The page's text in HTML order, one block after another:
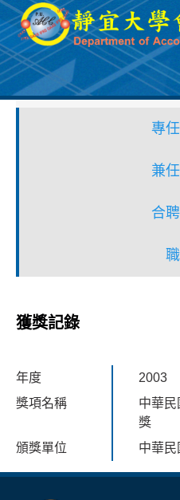
跳
到
主
要
內
容
區
專
兼
合
獲獎記錄
年度
2003
獎項名稱
中華
獎
頒獎單位
中華